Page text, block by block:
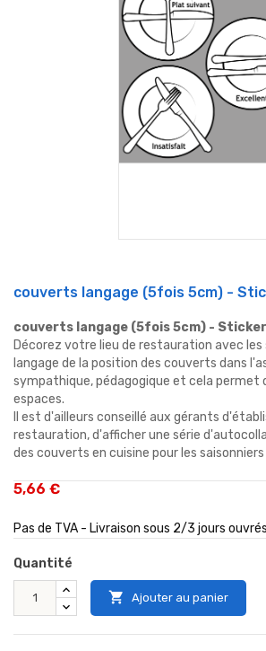
couverts langage (5fois 5cm) -
couverts langage (5fois 5cm) -
Décorez votre lieu de restauration avec les
langage de la position des couverts dans
sympathique, pédagogique et cela permet
espaces.
Il est d'ailleurs conseillé aux gérants
restauration, d'afficher une série
des couverts en cuisine pour les
5,66 €
Pas de TVA - Livraison sous 2/3 jours ouvrés
Quantité
 Ajouter au panier